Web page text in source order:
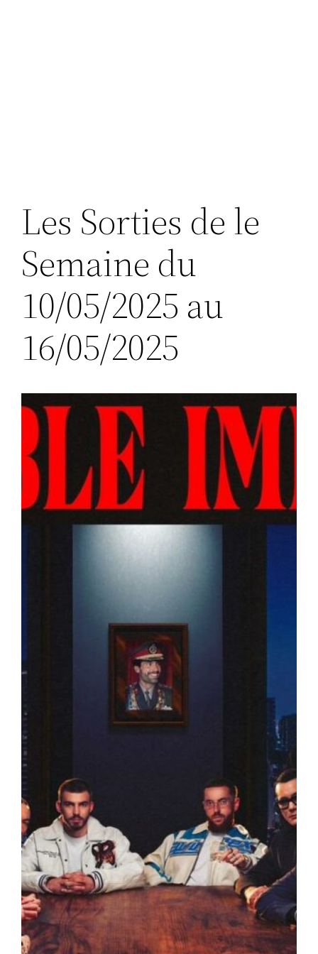
Les Sorties de le
Semaine du
10/05/2025 au
16/05/2025